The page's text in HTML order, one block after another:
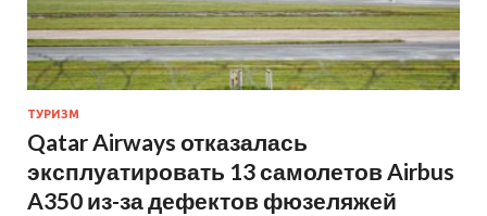
ТУРИЗМ
Qatar Airways отказалась
эксплуатировать 13 самолетов Airbus
A350 из-за дефектов фюзеляжей